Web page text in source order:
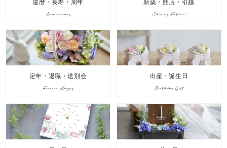
還暦・長寿・周年
Anniversary
新築・開店・引越
Shining Future!
定年・退職・送別会
Forever Happy
出産・誕生日
Birthday Gift